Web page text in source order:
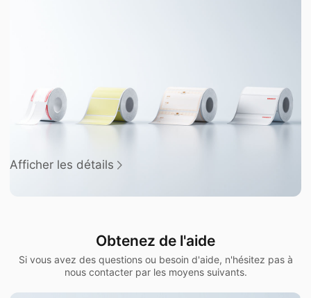
Afficher les détails
Obtenez de l'aide
Si vous avez des questions ou besoin d'aide, n'hésitez pas à
nous contacter par les moyens suivants.